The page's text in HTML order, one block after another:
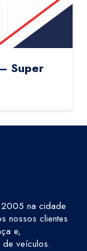
Super
2005 na cidade
nossos clientes
e,
de veículos.